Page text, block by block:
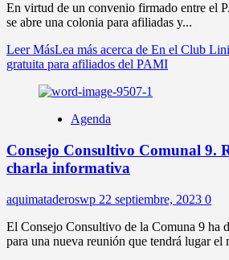
En virtud de un convenio firmado entre el
se abre una colonia para afiliadas y...
Leer MásLea más acerca de En el Club
gratuita para afiliados del PAMI
Agenda
Consejo Consultivo Comunal 9.
charla informativa
aquimataderoswp 22 septiembre, 2023 0
El Consejo Consultivo de la Comuna 9 ha
para una nueva reunión que tendrá lugar el